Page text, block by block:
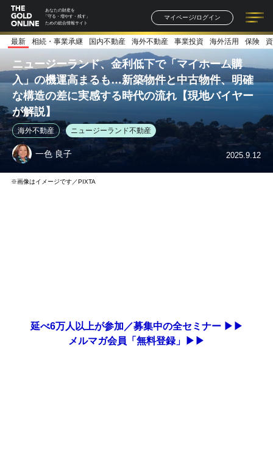
あなたの財産を
「守る・増やす・残す」
ための総合情報サイト
マイページ/ログイン
記事一覧 連載一覧
著者一覧 書籍一覧
最新 相続・事業承継 国内不動産 海外不動産 事業投資 海外活用 保険
ニュージーランド、金利低下で「マイホーム購
入」の機運高まるも…新築物件と中古物件、明確
な構造の差に実感する時代の流れ【現地バイヤー
が解説】
海外不動産 ニュージーランド不動産
一色 良子 2025.9.12
※画像はイメージです／PIXTA
延べ6万人以上が参加／募集中の全セミナー ▶▶
メルマガ会員「無料登録」▶▶